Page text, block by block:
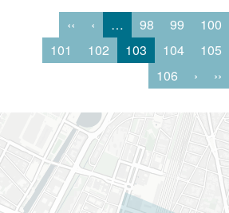
‹‹ ‹ … 98 99
100
101
102 103 104
105
106
› ››